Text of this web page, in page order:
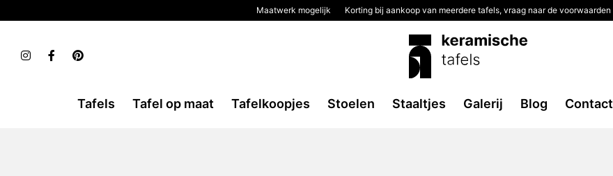
Maatwerk mogelijk Korting bij aankoop van meerdere tafels, vraag naar de voorwaarden
Tafels Tafel op maat Tafelkoopjes Stoelen Staaltjes Galerij Blog Contact